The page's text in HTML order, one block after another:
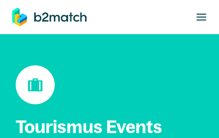
springen
Tourismus Events